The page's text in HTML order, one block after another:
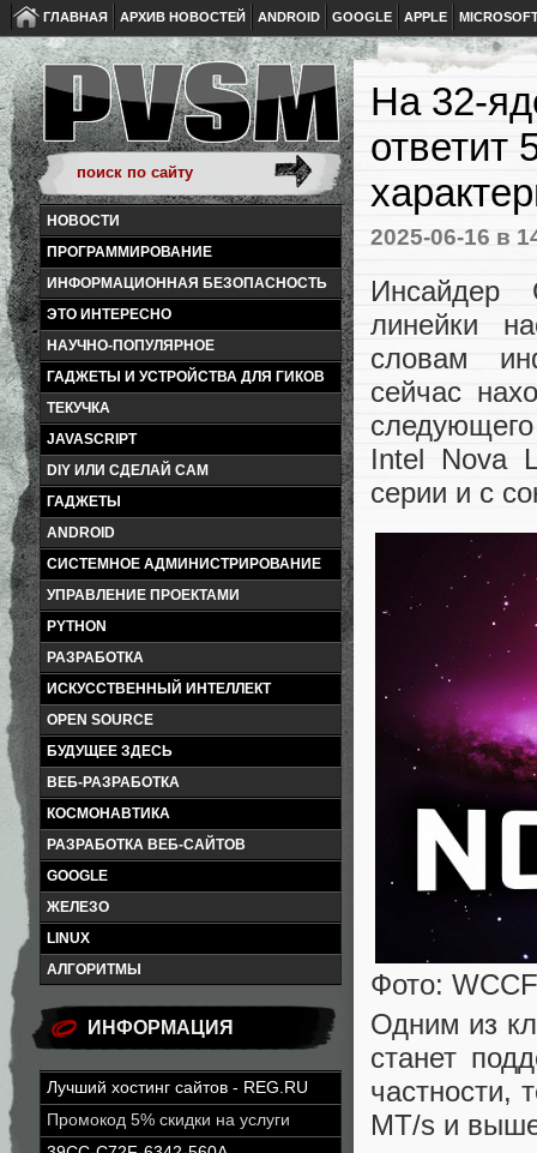
ГЛАВНАЯ АРХИВ НОВОСТЕЙ ANDROID GOOGLE APPLE
НОВОСТИ
ПРОГРАММИРОВАНИЕ
ИНФОРМАЦИОННАЯ БЕЗОПАСНОСТЬ
ЭТО ИНТЕРЕСНО
НАУЧНО-ПОПУЛЯРНОЕ
ГАДЖЕТЫ И УСТРОЙСТВА ДЛЯ ГИКОВ
ТЕКУЧКА
JAVASCRIPT
DIY ИЛИ СДЕЛАЙ САМ
ГАДЖЕТЫ
ANDROID
СИСТЕМНОЕ АДМИНИСТРИРОВАНИЕ
УПРАВЛЕНИЕ ПРОЕКТАМИ
PYTHON
РАЗРАБОТКА
ИСКУССТВЕННЫЙ ИНТЕЛЛЕКТ
OPEN SOURCE
БУДУЩЕЕ ЗДЕСЬ
ВЕБ-РАЗРАБОТКА
КОСМОНАВТИКА
РАЗРАБОТКА ВЕБ-САЙТОВ
GOOGLE
ЖЕЛЕЗО
LINUX
АЛГОРИТМЫ
ИНФОРМАЦИЯ
Лучший хостинг сайтов - REG.RU
Промокод 5% скидки на услуги
На 32-
ответит
2025-06-16 в
Инсайдер
линейки
словам
сейчас
Intel Nova
серии и с
Фото: WCCF
Одним из
станет
частности,
MT/s и